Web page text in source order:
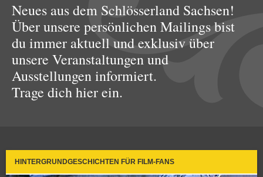
Neues aus dem Schlösserland Sachsen!
Über unsere persönlichen Mailings bist
du immer aktuell und exklusiv über
unsere Veranstaltungen und
Ausstellungen informiert.
Trage dich hier ein.
HINTERGRUNDGESCHICHTEN FÜR FILM-FANS